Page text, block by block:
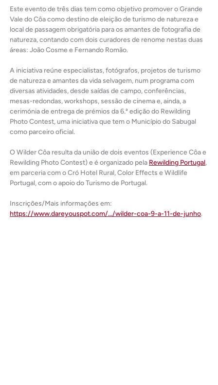
Este evento de três dias tem como objetivo promover o Grande
Vale do Côa como destino de eleição de turismo de natureza e
local de passagem obrigatória para os amantes de fotografia de
natureza, contando com dois curadores de renome nestas duas
áreas: João Cosme e Fernando Romão.
A iniciativa reúne especialistas, fotógrafos, projetos de turismo
de natureza e amantes da vida selvagem, num programa com
diversas atividades, desde saídas de campo, conferências,
mesas-redondas, workshops, sessão de cinema e, ainda, a
cerimónia de entrega de prémios da 6.ª edição do Rewilding
Photo Contest, uma iniciativa que tem o Município do Sabugal
como parceiro oficial.
O Wilder Côa resulta da união de dois eventos (Experience Côa e
Rewilding Photo Contest) e é organizado pela Rewilding Portugal,
em parceria com o Cró Hotel Rural, Color Effects e Wildlife
Portugal, com o apoio do Turismo de Portugal.
Inscrições/Mais informações em:
https://www.dareyouspot.com/…/wilder-coa-9-a-11-de-junho.